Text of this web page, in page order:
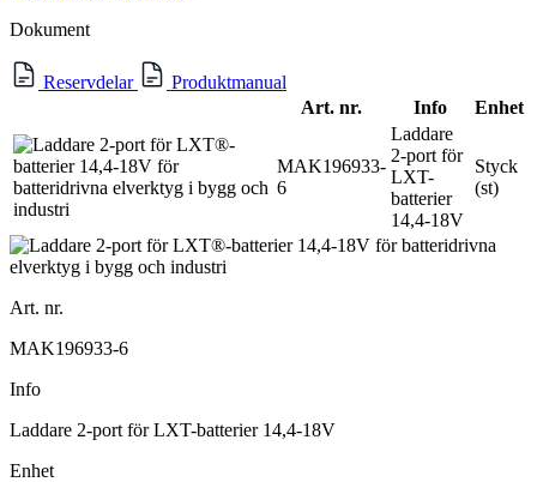
Dokument
Reservdelar
Produktmanual
Art. nr.
Info Enhet
MAK196933-
6
Laddare
2-port för
LXT-
batterier
14,4-18V
Styck
(st)
Art. nr.
MAK196933-6
Info
Laddare 2-port för LXT-batterier 14,4-18V
Enhet